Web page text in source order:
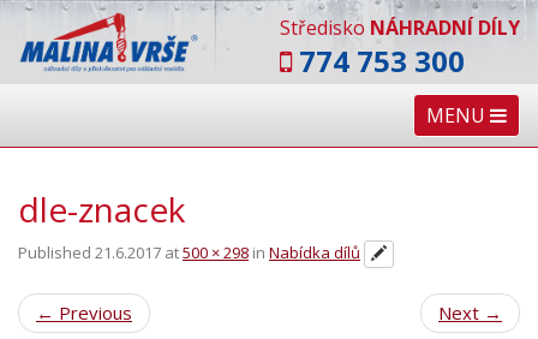
Středisko NÁHRADNÍ DÍLY
774 753 300
MENU
dle-znacek
Published 21.6.2017 at500 × 298 in Nabídka dílů
← Previous Next →